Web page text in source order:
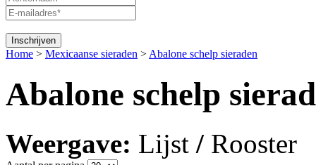
Home > Mexicaanse sieraden > Abalone schelp sieraden
Abalone schelp
Weergave: Lijst / Rooster